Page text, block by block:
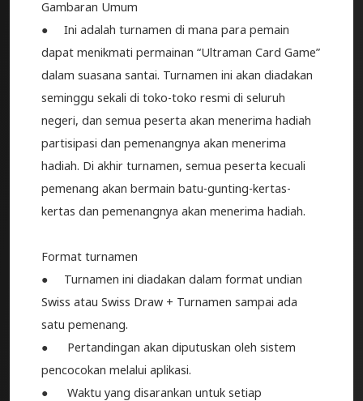
Gambaran Umum
● Ini adalah turnamen di mana para pemain
dapat menikmati permainan “Ultraman Card Game”
dalam suasana santai. Turnamen ini akan diadakan
seminggu sekali di toko-toko resmi di seluruh
negeri, dan semua peserta akan menerima hadiah
partisipasi dan pemenangnya akan menerima
hadiah. Di akhir turnamen, semua peserta kecuali
pemenang akan bermain batu-gunting-kertas-
kertas dan pemenangnya akan menerima hadiah.
Format turnamen
● Turnamen ini diadakan dalam format undian
Swiss atau Swiss Draw + Turnamen sampai ada
satu pemenang.
● Pertandingan akan diputuskan oleh sistem
pencocokan melalui aplikasi.
● Waktu yang disarankan untuk setiap